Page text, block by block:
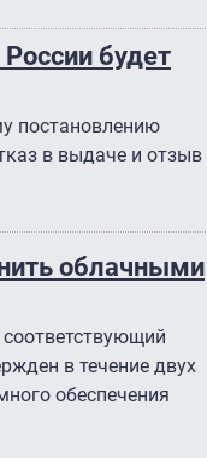
будет
постановлению
в выдаче и отзыв
облачными
в течение двух
обеспечения